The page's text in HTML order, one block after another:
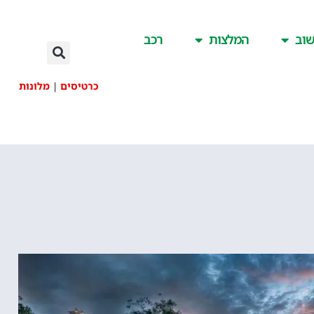
המלצות רכב
כרטיסים | מלונות